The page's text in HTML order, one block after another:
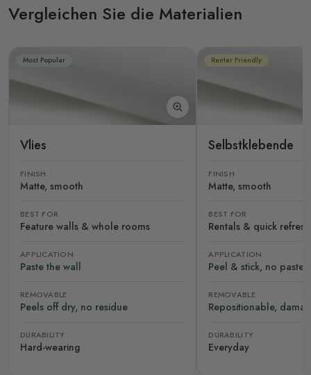
Vergleichen Sie die Materialien
Most Popular
Vlies
FINISH
Matte, smooth
BEST FOR
Feature walls & whole rooms
APPLICATION
Paste the wall
REMOVABLE
Peels off dry, no residue
DURABILITY
Hard-wearing
Renter Friendly
Selbstklebende
FINISH
Matte, smooth
BEST FOR
Rentals & quick
APPLICATION
Peel & stick, no paste
REMOVABLE
Repositionable,
DURABILITY
Everyday